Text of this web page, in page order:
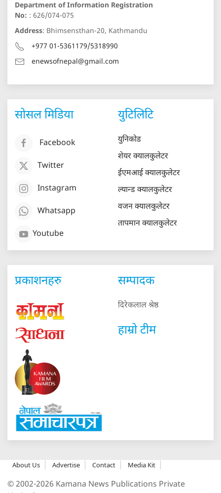
Department of Information Registration
No: : 626/074-075
Address: Bhimsensthan-20, Kathmandu
+977 01-5361179/5318990
enewsofnepal@gmail.com
सोसल मिडिया
Facebook
Twitter
Instagram
Whatsapp
Youtube
युटिलिटि
युनिकोड
शेयर क्यालकुलेटर
ईएमआई क्यालकुलेटर
ल्यान्ड क्यालकुलेटर
वजन क्यालकुलेटर
तापमान क्यालकुलेटर
प्रकाशनहरु सम्पादक
दिरेकलाल श्रेष्ठ
हाम्रो टीम
About Us Advertise Contact Media Kit
© 2002-2026 Kamana News Publications Private